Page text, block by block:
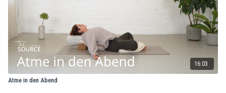
16:03
Atme in den Abend